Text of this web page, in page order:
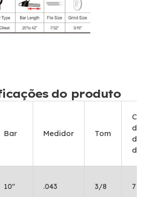
do produto
Bar Medidor Tom
de
da
10" .043 3/8 7